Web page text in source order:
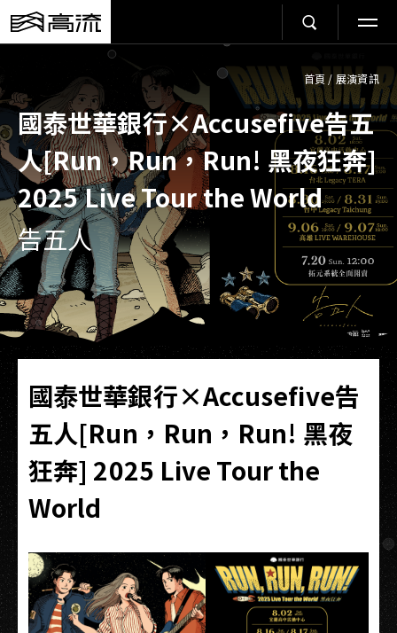
首頁 / 展演資訊
國泰世華銀行×Accusefive告五
人[Run，Run，Run! 黑夜狂奔]
2025 Live Tour the World
告五人
國泰世華銀行×Accusefive告
五人[Run，Run，Run! 黑夜
狂奔] 2025 Live Tour the
World